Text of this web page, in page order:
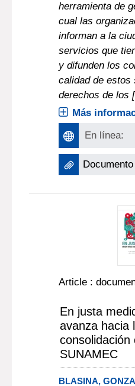
herramienta de
cual las
informan a la
servicios que
y difunden los
calidad de
derechos de los
Más
En línea:
Article :
En justa
avanza hacia
consolidación
SUNAMEC
BLASINA,